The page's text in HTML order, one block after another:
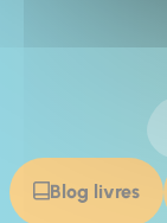
Blog livres